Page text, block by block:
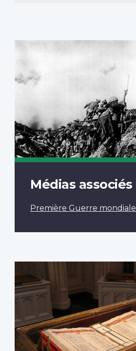
Médias associés
Première Guerre mondiale